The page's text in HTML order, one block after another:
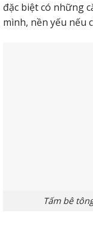
dụng thịnh hành
đặc biệt có những
mình, nền yếu nếu
Tấm bê